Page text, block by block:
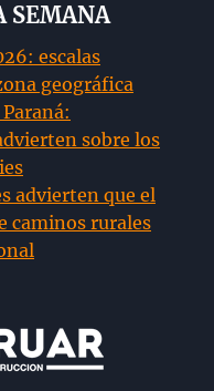
SEMANA
escalas
geográfica
sobre los
advierten que el
caminos rurales